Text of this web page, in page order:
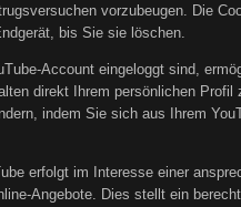
vorzubeugen. Die
bis Sie sie löschen.
Account eingeloggt sind,
direkt Ihrem persönlichen Profil
indem Sie sich aus Ihrem
erfolgt im Interesse einer
Angebote. Dies stellt ein